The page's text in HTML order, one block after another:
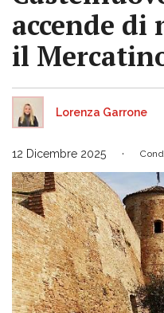
accende di
il
Lorenza Garrone
12 Dicembre 2025